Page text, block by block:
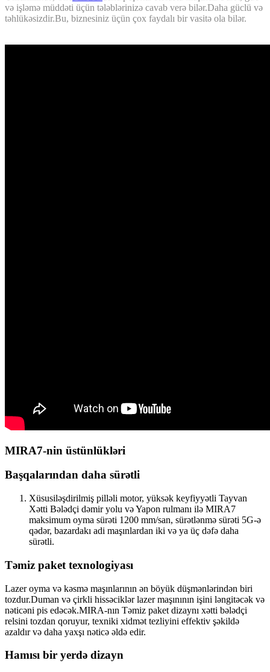
və işləmə müddəti üçün tələblərinizə cavab verə bilər.Daha güclü və
təhlükəsizdir.Bu, biznesiniz üçün çox faydalı bir vasitə ola bilər.
MIRA7-nin üstünlükləri
Başqalarından daha sürətli
Xüsusiləşdirilmiş pilləli motor, yüksək keyfiyyətli Tayvan
Xətti Bələdçi dəmir yolu və Yapon rulmanı ilə MIRA7
maksimum oyma sürəti 1200 mm/san, sürətlənmə sürəti 5G-ə
qədər, bazardakı adi maşınlardan iki və ya üç dəfə daha
sürətli.
Təmiz paket texnologiyası
Lazer oyma və kəsmə maşınlarının ən böyük düşmənlərindən biri
tozdur.Duman və çirkli hissəciklər lazer maşınının işini ləngitəcək və
nəticəni pis edəcək.MIRA-nın Təmiz paket dizaynı xətti bələdçi
relsini tozdan qoruyur, texniki xidmət tezliyini effektiv şəkildə
azaldır və daha yaxşı nəticə əldə edir.
Hamısı bir yerdə dizayn